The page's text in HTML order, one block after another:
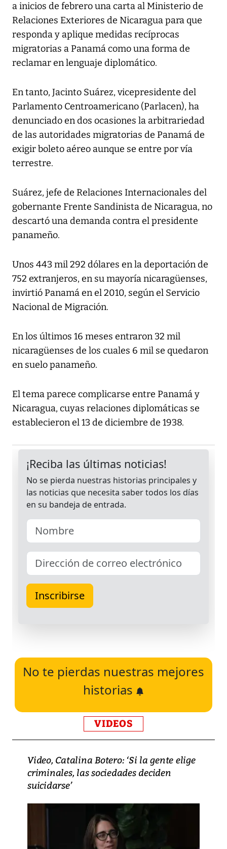
a inicios de febrero una carta al Ministerio de
Relaciones Exteriores de Nicaragua para que
responda y aplique medidas recíprocas
migratorias a Panamá como una forma de
reclamar en lenguaje diplomático.
En tanto, Jacinto Suárez, vicepresidente del
Parlamento Centroamericano (Parlacen), ha
denunciado en dos ocasiones la arbitrariedad
de las autoridades migratorias de Panamá de
exigir boleto aéreo aunque se entre por vía
terrestre.
Suárez, jefe de Relaciones Internacionales del
gobernante Frente Sandinista de Nicaragua, no
descartó una demanda contra el presidente
panameño.
Unos 443 mil 292 dólares en la deportación de
752 extranjeros, en su mayoría nicaragüenses,
invirtió Panamá en el 2010, según el Servicio
Nacional de Migración.
En los últimos 16 meses entraron 32 mil
nicaragüenses de los cuales 6 mil se quedaron
en suelo panameño.
El tema parece complicarse entre Panamá y
Nicaragua, cuyas relaciones diplomáticas se
establecieron el 13 de diciembre de 1938.
No te pierdas nuestras mejores
historias
VIDEOS
Video, Catalina Botero: ‘Si la gente elige
criminales, las sociedades deciden
suicidarse’